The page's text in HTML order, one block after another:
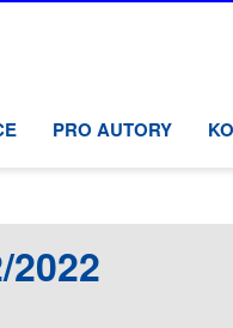
PRO AUTORY
2022